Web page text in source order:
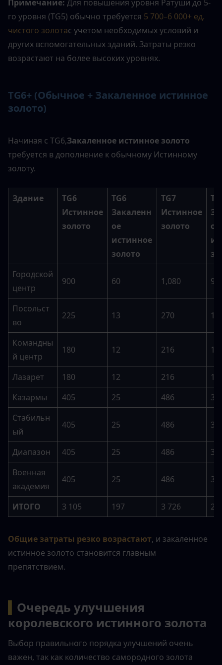
Примечание: Для повышения уровня Ратуши до 5-
го уровня (TG5) обычно требуется 5 700–6 000+ ед.
чистого золотас учетом необходимых условий и
других вспомогательных зданий. Затраты резко
возрастают на более высоких уровнях.
TG6+ (Обычное + Закаленное истинное
золото)
Начиная с TG6,Закаленное истинное золото
требуется в дополнение к обычному Истинному
золоту.
Здание
TG6
Истинное
золото
TG6
Закаленн
ое
истинное
золото
TG7
Истинное
золото
ое
Городской
центр
900 60 1,080 90
Посольст
во
225 13 270 19
Командны
й центр
180 12 216 18
Лазарет 180 12 216
18
Казармы
405 25 486
37
Стабильн
ый
405 25 486 37
Диапазон 405 25 486
37
Военная
академия
405 25 486 37
ИТОГО 3 105 197 3 726
Общие затраты резко возрастают, и закаленное
истинное золото становится главным
препятствием.
Очередь улучшения
королевского истинного золота
Выбор правильного порядка улучшений очень
важен, так как количество самородного золота